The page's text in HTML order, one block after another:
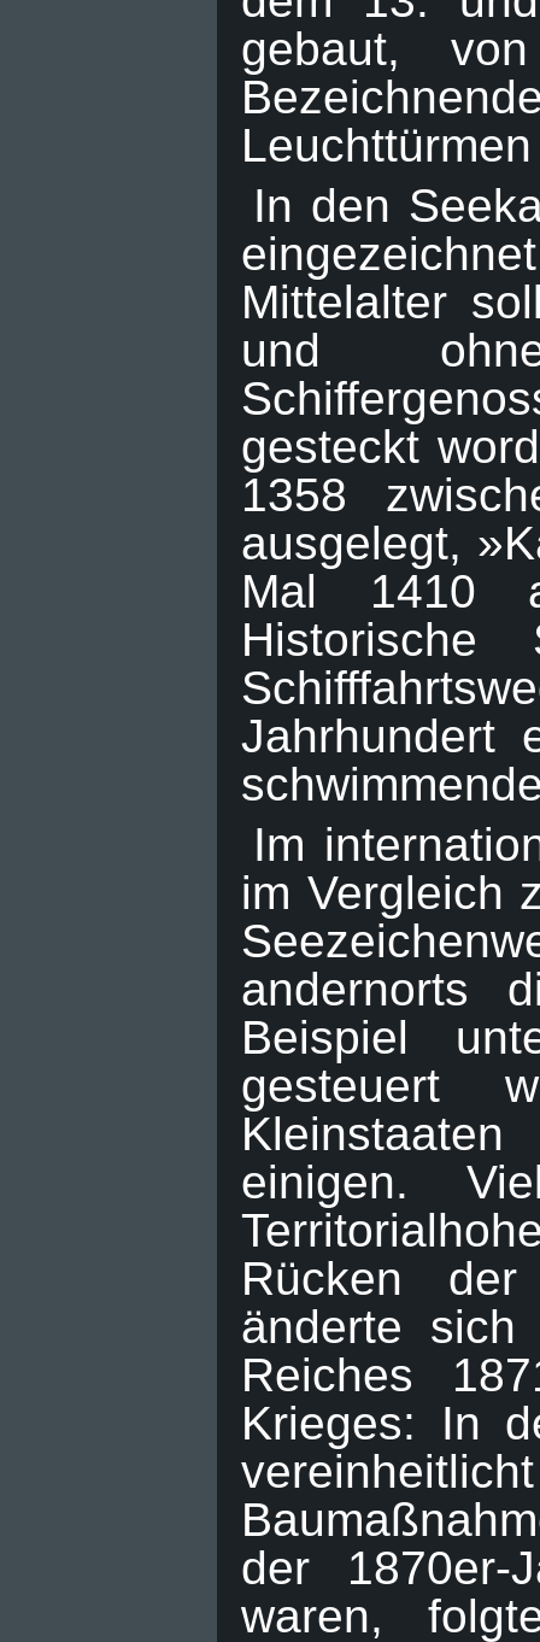
gebaut,
In den
Mittelalter
und
gesteckt
1358
ausgelegt,
Mal 1410
Jahrhundert
Im
im Vergleich
andernorts
Beispiel
gesteuert
einigen.
Rücken
änderte
Reiches
Krieges: In
der 1870er-
waren,